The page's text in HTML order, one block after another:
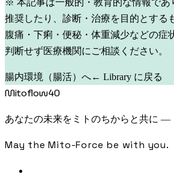
※ 本記事は一般的・教育的な情報であ
推奨したり、診断・治療を目的とする
腹痛・下痢・便秘・体重減少などの症
判断せず医療機関にご相談ください。
腸内環境（腸活）へ← Library に戻る
Mitoflow40
あなたの未来をミトのちからと共に —
May the Mito-Force be with you.